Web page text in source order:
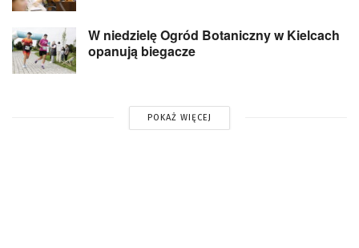
W niedzielę Ogród Botaniczny w Kielcach
opanują biegacze
POKAŻ WIĘCEJ